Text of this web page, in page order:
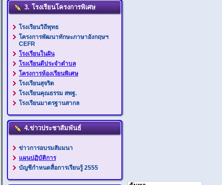
3. โรงเรียนโครงการพิเศษ
โรงเรียนวิถีพุทธ
โครงการพัฒนาทักษะภาษาอังกฤษฯ
CEFR
โรงเรียนในฝัน
โรงเรียนดีประจำตำบล
โครงการห้องเรียนพิเศษ
โรงเรียนสุจริต
โรงเรียนคุณธรรม สพฐ.
โรงเรียนมาตรฐานสากล
4.ข่าวประชาสัมพันธ์
ข่าวการอบรมสัมมนา
แผนปฏิบัติการ
บัญชีกำหนดสื่อการเรียนรู้ 2555